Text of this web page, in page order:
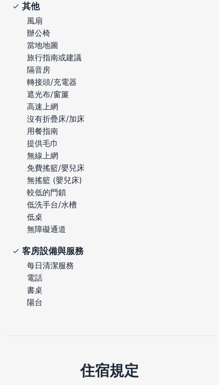
其他
風扇
辦公椅
當地地圖
旅行指南或建議
隔音房
轉接頭/充電器
遮光布/窗簾
高速上網
沒有折疊床/加床
用餐指南
提供毛巾
無線上網
免費搖籃/嬰兒床
無搖籃 (嬰兒床)
較低的門鎖
低洗手台/水槽
低桌
無障礙通道
客房設備與服務
每日清潔服務
電話
書桌
陽台
住宿規定